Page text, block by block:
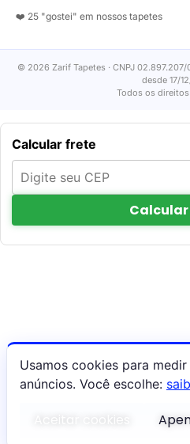
❤️ 25 "gostei" em nossos tapetes
© 2026 Zarif Tapetes · CNPJ
desde 17/
Todos os
Calcular frete
Usamos cookies para
anúncios. Você escolhe: